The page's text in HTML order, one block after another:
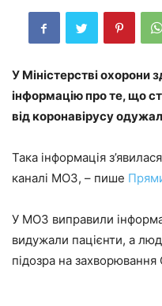
У Міністерстві охорони
інформацію про те, що
від коронавірусу
Така інформація
каналі МОЗ, – пише
У МОЗ виправили
видужали пацієнти, а
підозра на захворювання